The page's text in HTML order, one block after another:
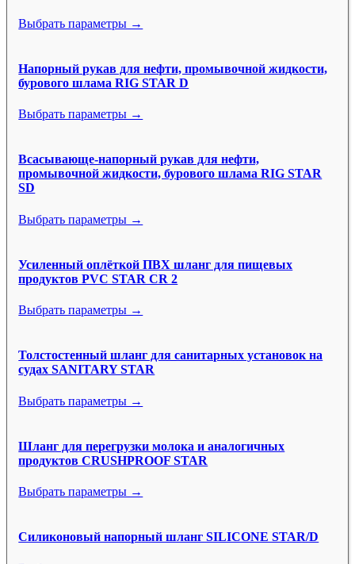
Выбрать параметры →
Напорный рукав для нефти, промывочной жидкости,
бурового шлама RIG STAR D
Выбрать параметры →
Всасывающе-напорный рукав для нефти,
промывочной жидкости, бурового шлама RIG STAR
SD
Выбрать параметры →
Усиленный оплёткой ПВХ шланг для пищевых
продуктов PVC STAR CR 2
Выбрать параметры →
Толстостенный шланг для санитарных установок на
судах SANITARY STAR
Выбрать параметры →
Шланг для перегрузки молока и аналогичных
продуктов CRUSHPROOF STAR
Выбрать параметры →
Силиконовый напорный шланг SILICONE STAR/D